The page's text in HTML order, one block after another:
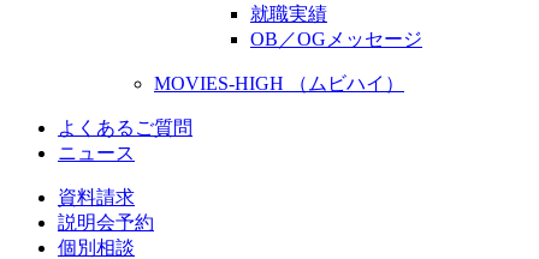
就職実績
OB／OGメッセージ
MOVIES-HIGH （ムビハイ）
よくあるご質問
ニュース
資料請求
説明会予約
個別相談